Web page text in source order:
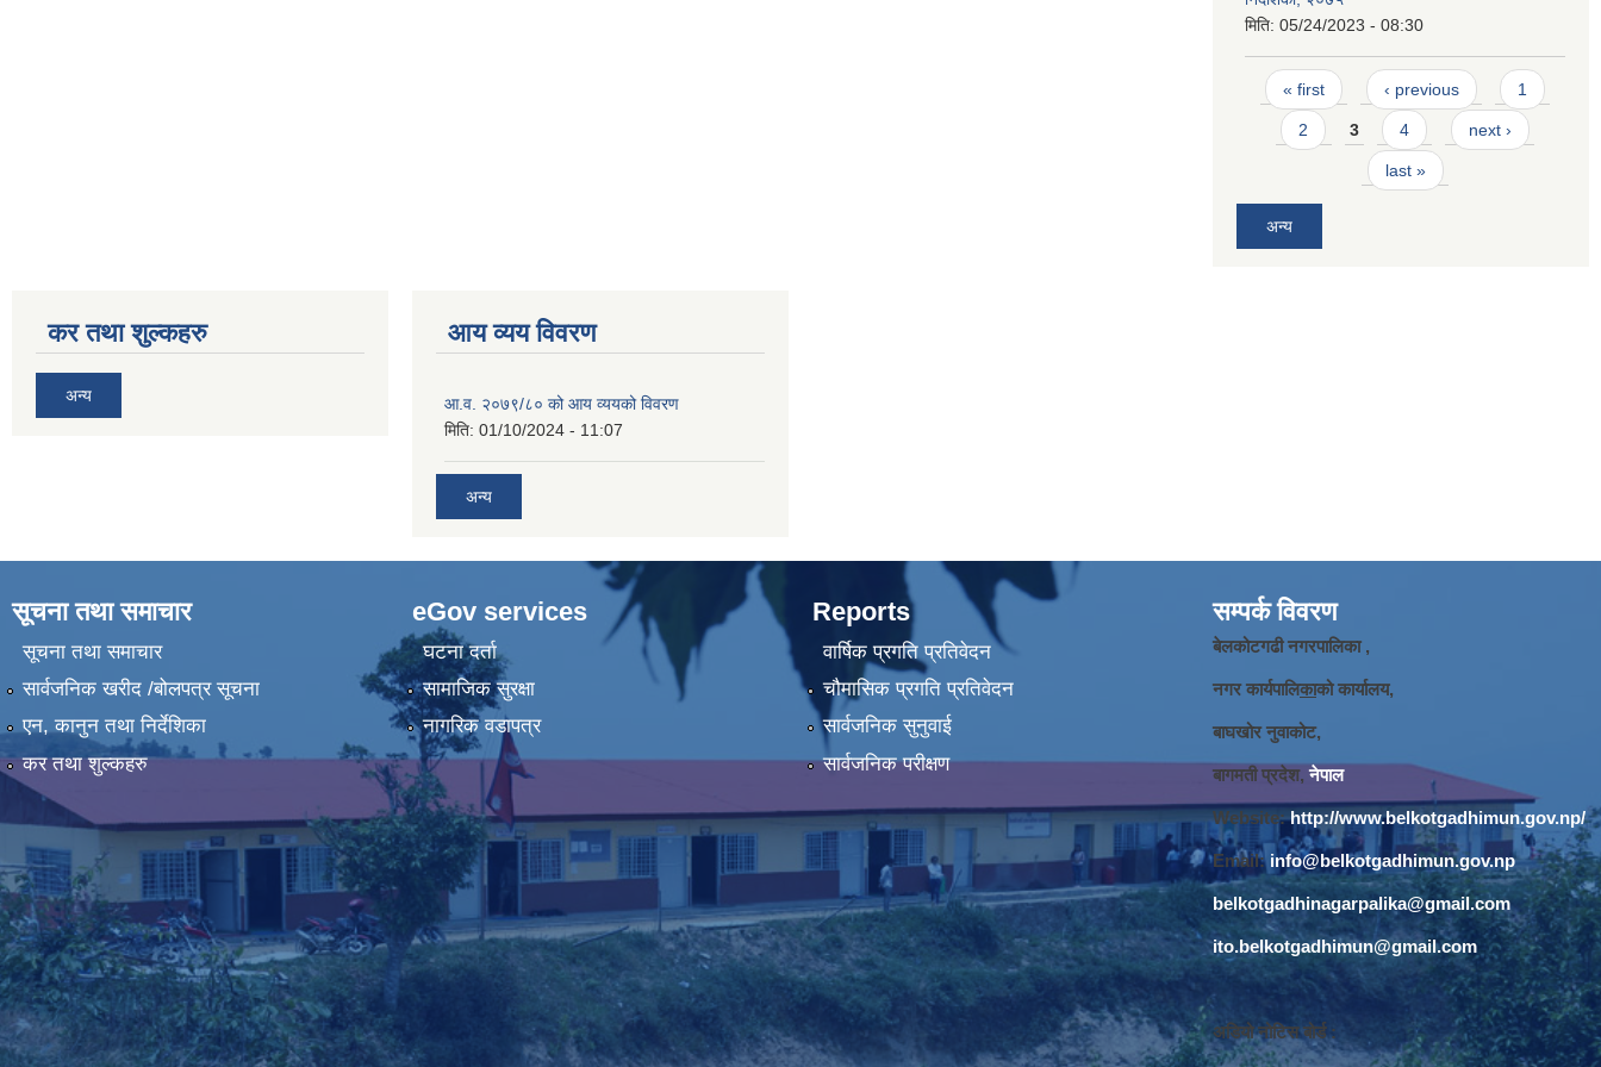
मिति: 05/24/2023 - 08:30
Pages
« first ‹ previous 1
2 3 4 next ›
last »
अन्य
कर तथा शुल्कहरु
अन्य
आय व्यय विवरण
आ.व. २०७९/८० को आय व्ययको विवरण
मिति: 01/10/2024 - 11:07
अन्य
सूचना तथा समाचार
सूचना तथा समाचार
सार्वजनिक खरीद /बोलपत्र सूचना
एन, कानुन तथा निर्देशिका
कर तथा शुल्कहरु
eGov services
घटना दर्ता
सामाजिक सुरक्षा
नागरिक वडापत्र
Reports
वार्षिक प्रगति प्रतिवेदन
चौमासिक प्रगति प्रतिवेदन
सार्वजनिक सुनुवाई
सार्वजनिक परीक्षण
सम्पर्क विवरण
बेलकोटगढी नगरपालिका ,
नगर कार्यपालिकाको कार्यालय,
बाघखोर नुवाकोट,
बागमती प्रदेश, नेपाल
Website:http://www.belkotgadhimun.gov.np/
Email: info@belkotgadhimun.gov.np
belkotgadhinagarpalika@gmail.com
ito.belkotgadhimun@gmail.com
अडियो नोटिस बोर्ड :